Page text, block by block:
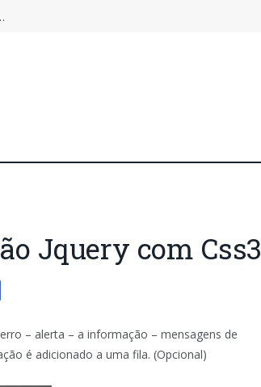
a capacidade do sistema inteiro
Jquery com Css3
– alerta – a informação – mensagens de
é adicionado a uma fila. (Opcional)